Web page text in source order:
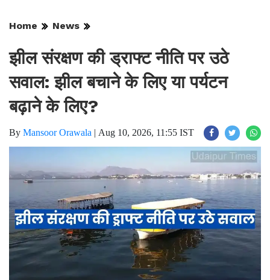
Home News
झील संरक्षण की ड्राफ्ट नीति पर उठे
सवाल: झील बचाने के लिए या पर्यटन
बढ़ाने के लिए?
By Mansoor Orawala | Aug 10, 2026, 11:55 IST